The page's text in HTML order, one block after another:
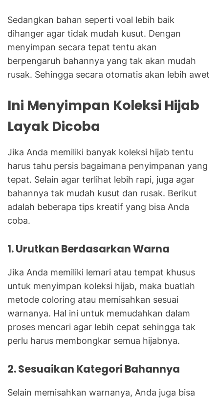
Sedangkan bahan seperti voal lebih baik
dihanger agar tidak mudah kusut. Dengan
menyimpan secara tepat tentu akan
berpengaruh bahannya yang tak akan mudah
rusak. Sehingga secara otomatis akan lebih awet
Ini Menyimpan Koleksi Hijab
Layak Dicoba
Jika Anda memiliki banyak koleksi hijab tentu
harus tahu persis bagaimana penyimpanan yang
tepat. Selain agar terlihat lebih rapi, juga agar
bahannya tak mudah kusut dan rusak. Berikut
adalah beberapa tips kreatif yang bisa Anda
coba.
1. Urutkan Berdasarkan Warna
Jika Anda memiliki lemari atau tempat khusus
untuk menyimpan koleksi hijab, maka buatlah
metode coloring atau memisahkan sesuai
warnanya. Hal ini untuk memudahkan dalam
proses mencari agar lebih cepat sehingga tak
perlu harus membongkar semua hijabnya.
2. Sesuaikan Kategori Bahannya
Selain memisahkan warnanya, Anda juga bisa